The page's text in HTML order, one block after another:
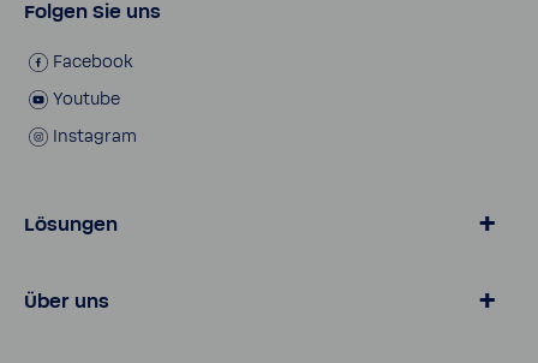
Folgen Sie uns
Face­book
Youtube
Insta­gram
Lösungen
Produkte für Zuhause
Über uns